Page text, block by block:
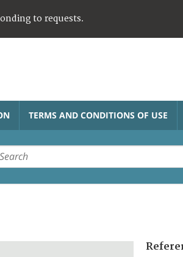
to requests.
TERMS AND CONDITIONS OF USE